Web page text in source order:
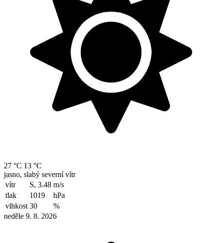
27 °C 13 °C
jasno, slabý severní vítr
vítr
S, 3.48 m/s
tlak
1019
hPa
vlhkost 30
%
neděle 9. 8. 2026